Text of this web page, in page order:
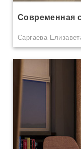
Современная
Саргаева